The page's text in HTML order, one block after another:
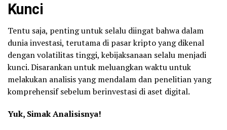
Kunci
Tentu saja, penting untuk selalu diingat bahwa dalam
dunia investasi, terutama di pasar kripto yang dikenal
dengan volatilitas tinggi, kebijaksanaan selalu menjadi
kunci. Disarankan untuk meluangkan waktu untuk
melakukan analisis yang mendalam dan penelitian yang
komprehensif sebelum berinvestasi di aset digital.
Yuk, Simak Analisisnya!